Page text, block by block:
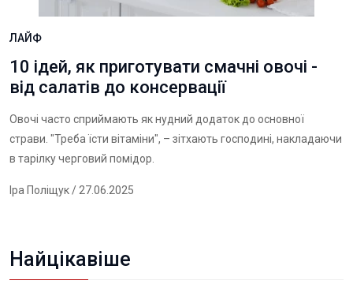
ЛАЙФ
10 ідей, як приготувати смачні овочі -
від салатів до консервації
Овочі часто сприймають як нудний додаток до основної
страви. "Треба їсти вітаміни", – зітхають господині, накладаючи
в тарілку черговий помідор.
Іра Поліщук/ 27.06.2025
Найцікавіше